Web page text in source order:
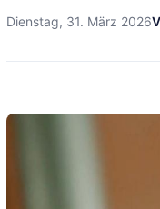
Dienstag, 31. März 2026